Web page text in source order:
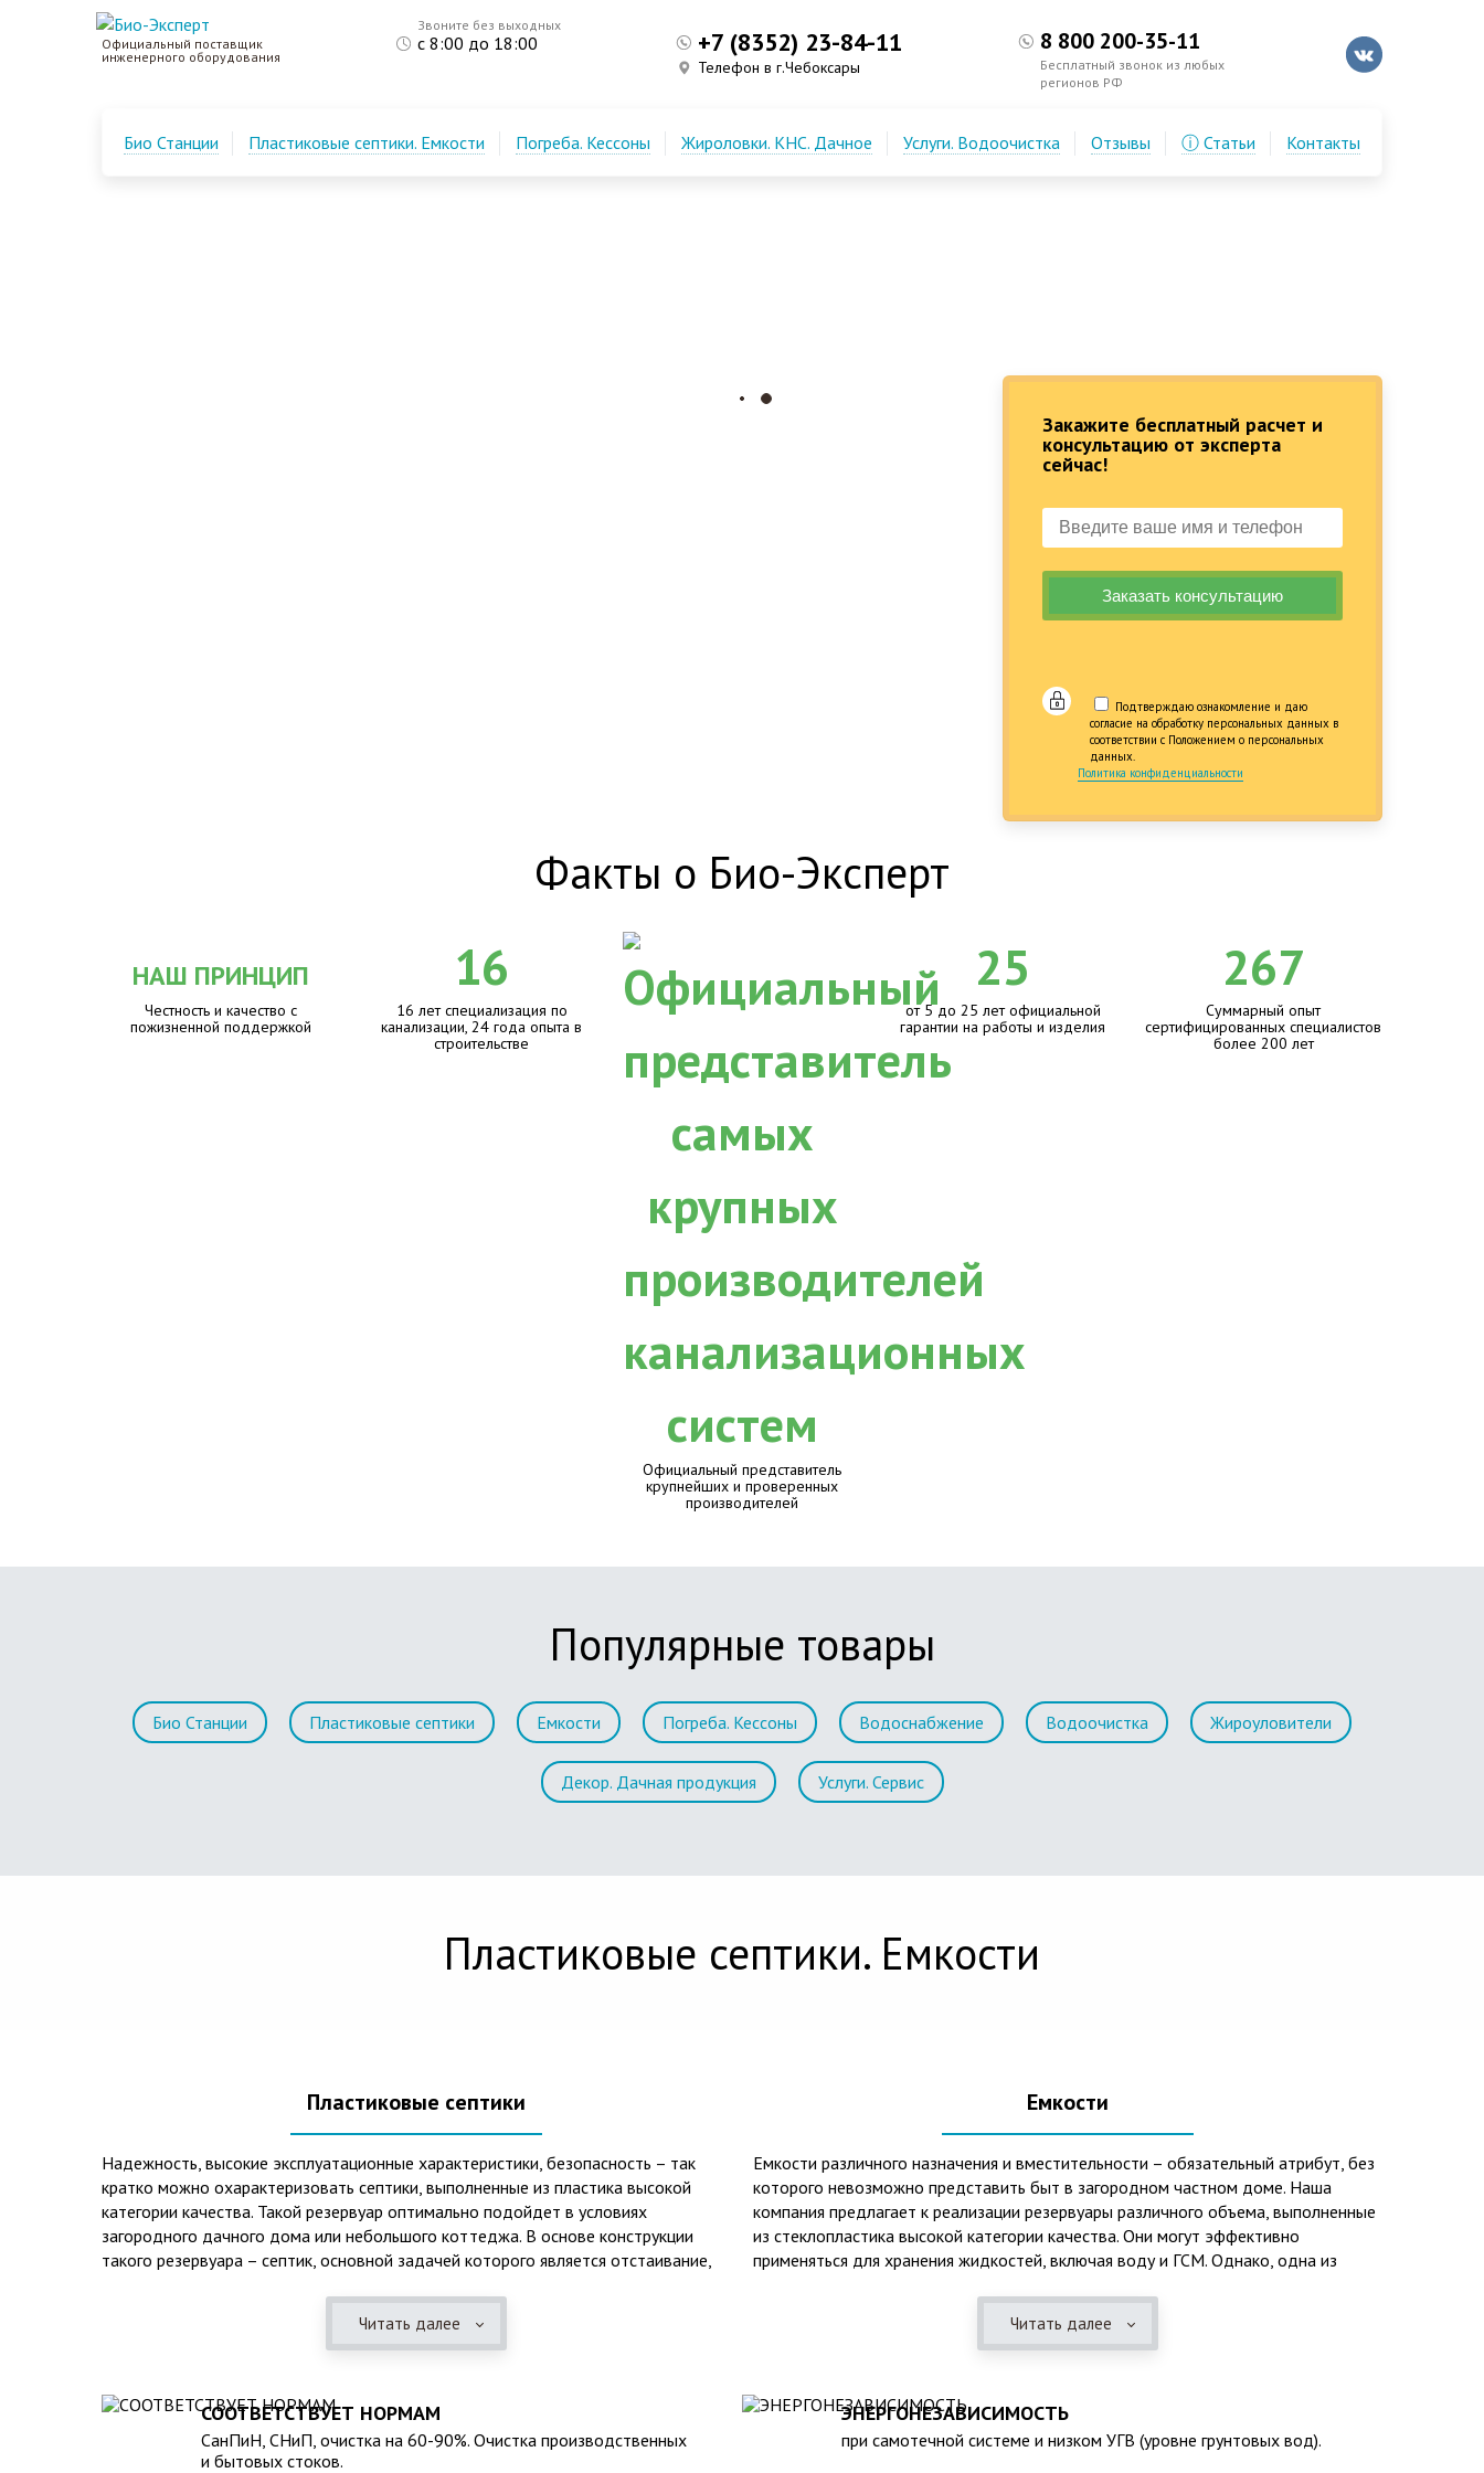
Закажите бесплатный расчет и
консультацию от эксперта
сейчас!
Подтверждаю ознакомление и даю
согласие на обработку персональных данных в
соответствии с Положением о персональных
данных.
Политика конфиденциальности
Официальный поставщик
инженерного оборудования
Звоните без выходных
с 8:00 до 18:00 +7 (8352) 23-84-11
Телефон в г.Чебоксары
8 800 200-35-11
Бесплатный звонок из любых
регионов РФ
Био Станции Пластиковые септики. Емкости Погреба. Кессоны Жироловки. КНС. Дачное Услуги. Водоочистка Отзывы ⓘ Статьи Контакты
Факты о Био-Эксперт
НАШ ПРИНЦИП
Честность и качество с
пожизненной поддержкой
16
16 лет специализация по
канализации, 24 года опыта в
строительстве
Официальный представитель
крупнейших и проверенных
производителей
25
от 5 до 25 лет официальной
гарантии на работы и изделия
267
Суммарный опыт
сертифицированных специалистов
более 200 лет
Популярные товары
Био Станции Пластиковые септики Емкости Погреба. Кессоны Водоснабжение Водоочистка Жироуловители
Декор. Дачная продукция Услуги. Сервис
Пластиковые септики. Емкости
Пластиковые септики
Надежность, высокие эксплуатационные характеристики, безопасность – так
кратко можно охарактеризовать септики, выполненные из пластика высокой
категории качества. Такой резервуар оптимально подойдет в условиях
загородного дачного дома или небольшого коттеджа. В основе конструкции
такого резервуара – септик, основной задачей которого является отстаивание,
Главная причина популярности пластиковых и стеклопластиковых септиков –
отсутствие коррозийного налета. К основным достоинствам данного изделия
безупречное качество изготовления;
стойкость к высокому давлению грунта (даже в ненаполненном состоянии);
возможность эксплуатации при пониженных температурах в зимнее время года;
Читать далее
Емкости
Емкости различного назначения и вместительности – обязательный атрибут, без
которого невозможно представить быт в загородном частном доме. Наша
компания предлагает к реализации резервуары различного объема, выполненные
из стеклопластика высокой категории качества. Они могут эффективно
применяться для хранения жидкостей, включая воду и ГСМ. Однако, одна из
Среди главных и неоспоримых преимуществ таких изделий следует отметить:
стойкость к образованию коррозийных отложений и неблагоприятным
климатическим факторам внешней среды;
лояльность к температурным колебаниям;
Читать далее
СООТВЕТСТВУЕТ НОРМАМ
СанПиН, СНиП, очистка на 60-90%. Очистка производственных
и бытовых стоков.
ЭНЕРГОНЕЗАВИСИМОСТЬ
при самотечной системе и низком УГВ (уровне грунтовых вод).